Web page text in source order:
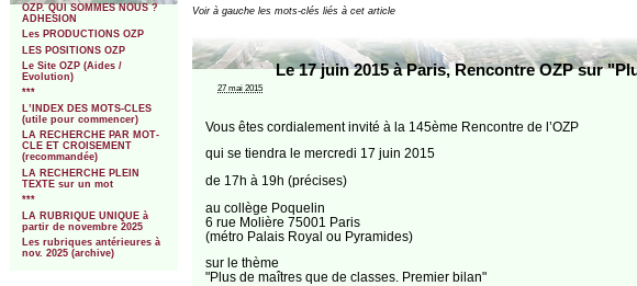
OZP. QUI SOMMES NOUS ?
ADHESION
Les PRODUCTIONS OZP
LES POSITIONS OZP
Le Site OZP (Aides /
Evolution)
***
L’INDEX DES MOTS-CLES
(utile pour commencer)
LA RECHERCHE PAR MOT-
CLE ET CROISEMENT
(recommandée)
LA RECHERCHE PLEIN
TEXTE sur un mot
***
LA RUBRIQUE UNIQUE à
partir de novembre 2025
Les rubriques antérieures à
nov. 2025 (archive)
Voir à gauche les mots-clés liés à cet article
Le 17 juin 2015 à Paris, Rencontre OZP sur
27 mai 2015
Vous êtes cordialement invité à la 145ème Rencontre de l’OZP
qui se tiendra le mercredi 17 juin 2015
de 17h à 19h (précises)
au collège Poquelin
6 rue Molière 75001 Paris
(métro Palais Royal ou Pyramides)
sur le thème
"Plus de maîtres que de classes. Premier bilan"